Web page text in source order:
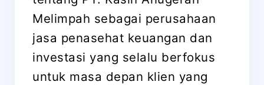
Melimpah sebagai perusahaan
jasa penasehat keuangan dan
investasi yang selalu berfokus
untuk masa depan klien yang